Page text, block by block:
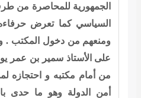
الجمهورية للمحاصرة من
السياسي كما تعرض حرفاءه
ومنعهم من دخول المكتب .
على الأستاذ سمير بن عمر
من أمام مكتبه و احتجازه
أمن الدولة وهو ما حدى